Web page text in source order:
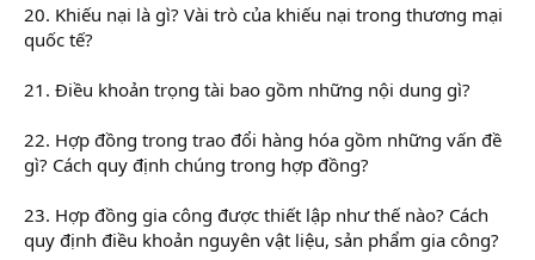
20. Khiếu nại là gì? Vài trò của khiếu nại trong thương mại
quốc tế?
21. Điều khoản trọng tài bao gồm những nội dung gì?
22. Hợp đồng trong trao đổi hàng hóa gồm những vấn đề
gì? Cách quy định chúng trong hợp đồng?
23. Hợp đồng gia công được thiết lập như thế nào? Cách
quy định điều khoản nguyên vật liệu, sản phẩm gia công?